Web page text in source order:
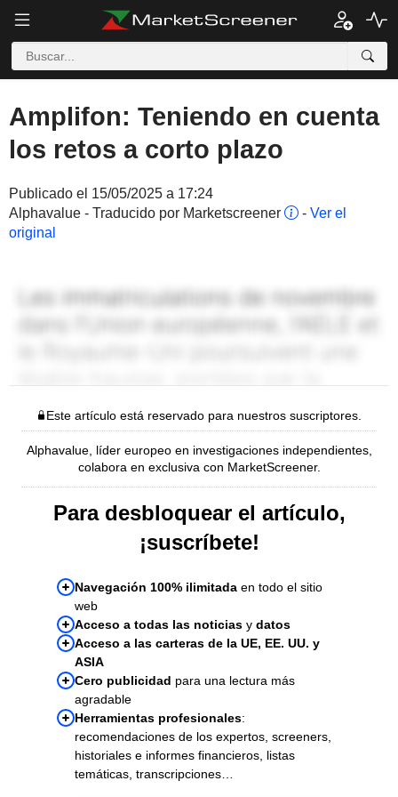
Amplifon: Teniendo en cuenta
los retos a corto plazo
Publicado el 15/05/2025 a 17:24
Alphavalue - Traducido por Marketscreener
- Ver el
original
Este artículo está reservado para nuestros suscriptores.
Alphavalue, líder europeo en investigaciones independientes,
colabora en exclusiva con MarketScreener.
Para desbloquear el artículo,
¡suscríbete!
Navegación 100% ilimitada en todo el sitio
web
Acceso a todas las noticias y datos
Acceso a las carteras de la UE, EE. UU. y
ASIA
Cero publicidad para una lectura más
agradable
Herramientas profesionales:
recomendaciones de los expertos, screeners,
historiales e informes financieros, listas
temáticas, transcripciones…